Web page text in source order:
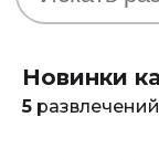
Новинки
5 развлечений